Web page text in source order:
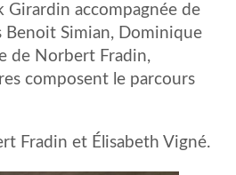
Girardin accompagnée de
Benoit Simian, Dominique
de Norbert Fradin,
composent le parcours
Fradin et Élisabeth Vigné.